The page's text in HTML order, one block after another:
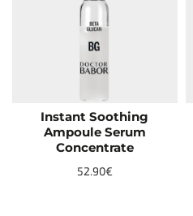
NEW
Instant Soothing
Ampoule Serum
Concentrate
52.90€